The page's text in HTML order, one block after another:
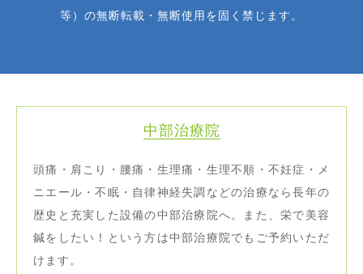
等）の無断転載・無断使用を固く禁じます。
中部治療院
頭痛・肩こり・腰痛・生理痛・生理不順・不妊症・メ
ニエール・不眠・自律神経失調などの治療なら長年の
歴史と充実した設備の中部治療院へ。また、栄で美容
鍼をしたい！という方は中部治療院でもご予約いただ
けます。